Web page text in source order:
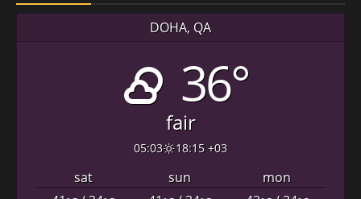
DOHA, QA
36°
fair
05:03 18:15 +03
sat sun
mon